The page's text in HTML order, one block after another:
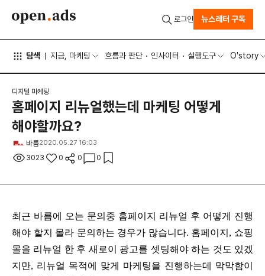
탐색 지금, 마케팅 흐름과 판단 인사이터 실행도구 O'story
로그인 뉴스레터 구독
디지털 마케팅
홈페이지 리뉴얼했는데 마케팅 어떻게
해야할까요?
바름2020.05.27 16:03
3023 0 0 0
최근 바름에 오는 문의중 홈페이지 리뉴얼 후 어떻게 진행
해야 할지 몰라 문의하는 경우가 많습니다. 홈페이지, 쇼핑
몰을 리뉴얼 한 후 새로이 광고를 셋팅해야 하는 것도 있겠
지만, 리뉴얼 목적에 맞게 마케팅을 진행하는데 막막함이